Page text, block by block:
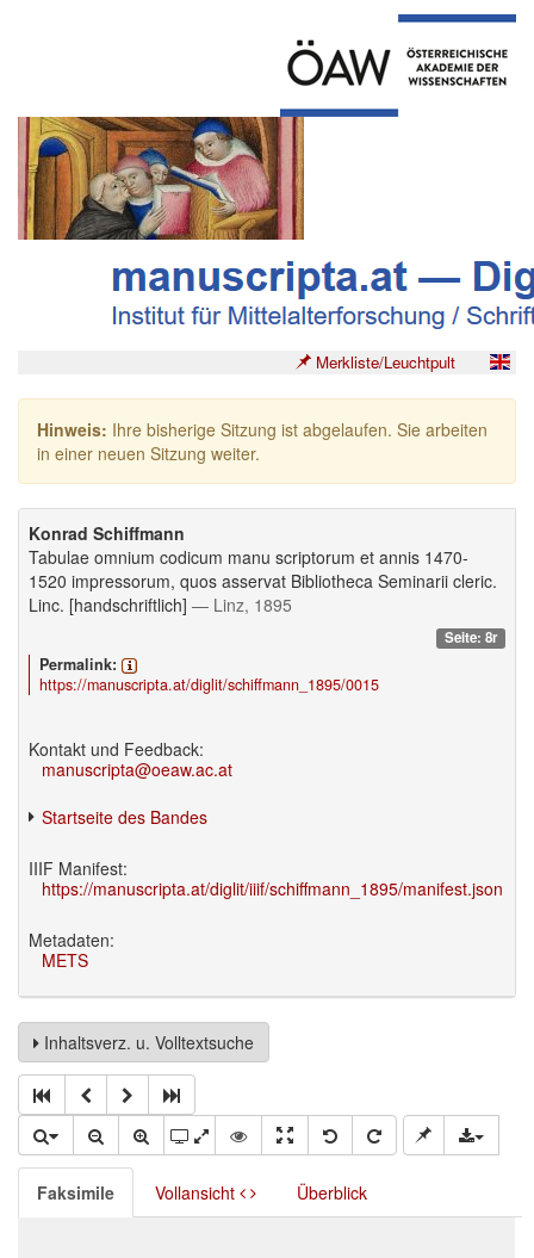
Merkliste/Leuchtpult
Hinweis: Ihre bisherige Sitzung ist abgelaufen. Sie arbeiten
in einer neuen Sitzung weiter.
Konrad Schiffmann
Tabulae omnium codicum manu scriptorum et annis 1470-
1520 impressorum, quos asservat Bibliotheca Seminarii cleric.
Linc. [handschriftlich] — Linz, 1895
Seite: 8r
Permalink:
https://manuscripta.at/diglit/schiffmann_1895/0015
Kontakt und Feedback:
manuscripta@oeaw.ac.at
Startseite des Bandes
IIIF Manifest:
https://manuscripta.at/diglit/iiif/schiffmann_1895/manifest.json
Metadaten:
METS
Inhaltsverz. u. Volltextsuche
Faksimile Vollansicht Überblick